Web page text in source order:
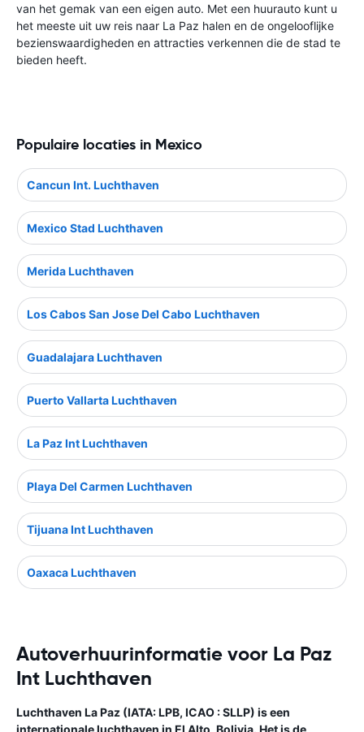
van het gemak van een eigen auto. Met een huurauto kunt u
het meeste uit uw reis naar La Paz halen en de ongelooflijke
bezienswaardigheden en attracties verkennen die de stad te
bieden heeft.
Populaire locaties in Mexico
Cancun Int. Luchthaven
Mexico Stad Luchthaven
Merida Luchthaven
Los Cabos San Jose Del Cabo Luchthaven
Guadalajara Luchthaven
Puerto Vallarta Luchthaven
La Paz Int Luchthaven
Playa Del Carmen Luchthaven
Tijuana Int Luchthaven
Oaxaca Luchthaven
Autoverhuurinformatie voor La Paz
Int Luchthaven
Luchthaven La Paz (IATA: LPB, ICAO : SLLP) is een
internationale luchthaven in El Alto, Bolivia. Het is de